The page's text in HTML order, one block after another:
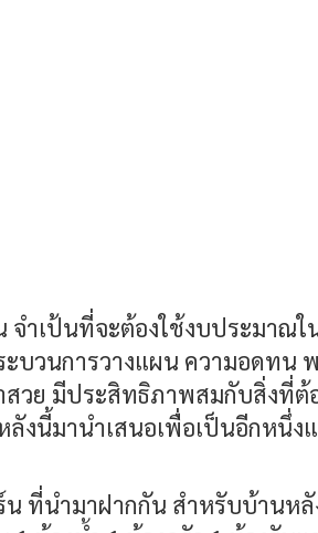
ำเป้นที่จะต้องใช้งบประมาณใ
บวนการวางแผน ความอดทน
วย มีประสิทธิภาพสมกับสิ่งที่ต้อ
ลังนี้มานำเสนอเพื่อเป็นอีกหนึ่ง
น ที่นำมาฝากกัน สำหรับบ้านห